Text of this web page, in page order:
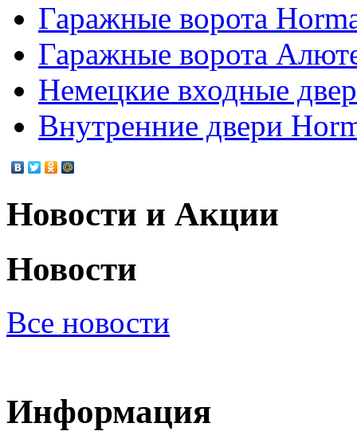
Гаражные ворота
Гаражные ворота
Немецкие входные
Внутренние двери
Новости и Акции
Новости
Все новости
Информация